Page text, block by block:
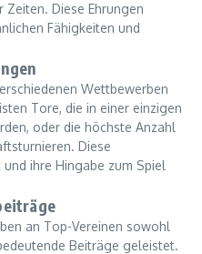
Diese Ehrungen
Fähigkeiten und
Wettbewerben
Tore, die in einer einzigen
oder die höchste Anzahl
Diese
ihre Hingabe zum Spiel
an Top-Vereinen sowohl
Beiträge geleistet.